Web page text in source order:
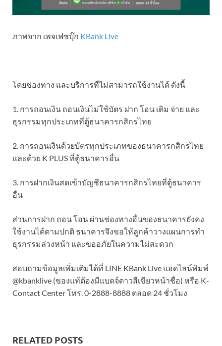
ภาพจาก เพจเฟซบุ๊ก KBank Live
โดยช่องทาง และบริการที่ไม่สามารถใช้งานได้ ดังนี้
1. การถอนเงิน ถอนเงินไม่ใช้บัตร ฝาก โอน เติม จ่าย และ
ธุรกรรมทุกประเภทที่ตู้ธนาคารกสิกรไทย
2. การถอนเงินด้วยบัตรทุกประเภทของธนาคารกสิกรไทย
และด้วย K PLUS ที่ตู้ธนาคารอื่น
3. การฝากเงินสดเข้าบัญชีธนาคารกสิกรไทยที่ตู้ธนาคาร
อื่น
ส่วนการฝาก ถอน โอน ผ่านช่องทางอื่นของธนาคารยังคง
ใช้งานได้ตามปกติ ธนาคารจึงขอให้ลูกค้าวางแผนการทำ
ธุรกรรมล่วงหน้า และขออภัยในความไม่สะดวก
สอบถามข้อมูลเพิ่มเติมได้ที่ LINE KBank Live แอดไลน์พิมพ์
@kbanklive (ของแท้ต้องมีแบดจ์ดาวสีเขียวหน้าชื่อ) หรือ K-
Contact Center โทร. 0-2888-8888 ตลอด 24 ชั่วโมง
RELATED POSTS